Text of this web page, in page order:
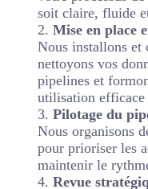
soit claire, fluide
2. Mise en place
Nous installons et
nettoyons vos
pipelines et
utilisation efficace
3. Pilotage du
Nous organisons
pour prioriser les
maintenir le
4. Revue